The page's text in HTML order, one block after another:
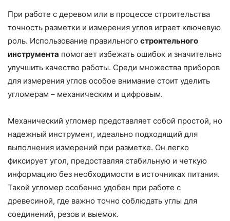
При работе с деревом или в процессе строительства
точность разметки и измерения углов играет ключевую
роль. Использование правильного строительного
инструмента помогает избежать ошибок и значительно
улучшить качество работы. Среди множества приборов
для измерения углов особое внимание стоит уделить
угломерам – механическим и цифровым.
Механический угломер представляет собой простой, но
надежный инструмент, идеально подходящий для
выполнения измерений при разметке. Он легко
фиксирует угол, предоставляя стабильную и четкую
информацию без необходимости в источниках питания.
Такой угломер особенно удобен при работе с
древесиной, где важно точно соблюдать углы для
соединений, резов и выемок.